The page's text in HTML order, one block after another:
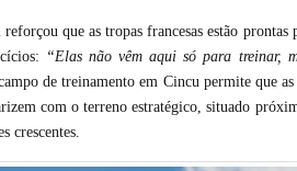
reforçou que as tropas francesas estão
“Elas não vêm aqui só para treinar,
de treinamento em Cincu permite que
com o terreno estratégico, situado
crescentes.